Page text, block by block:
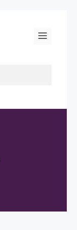
Menu